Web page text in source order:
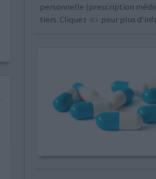
personnelle (prescription
tiers. Cliquez ici pour plus